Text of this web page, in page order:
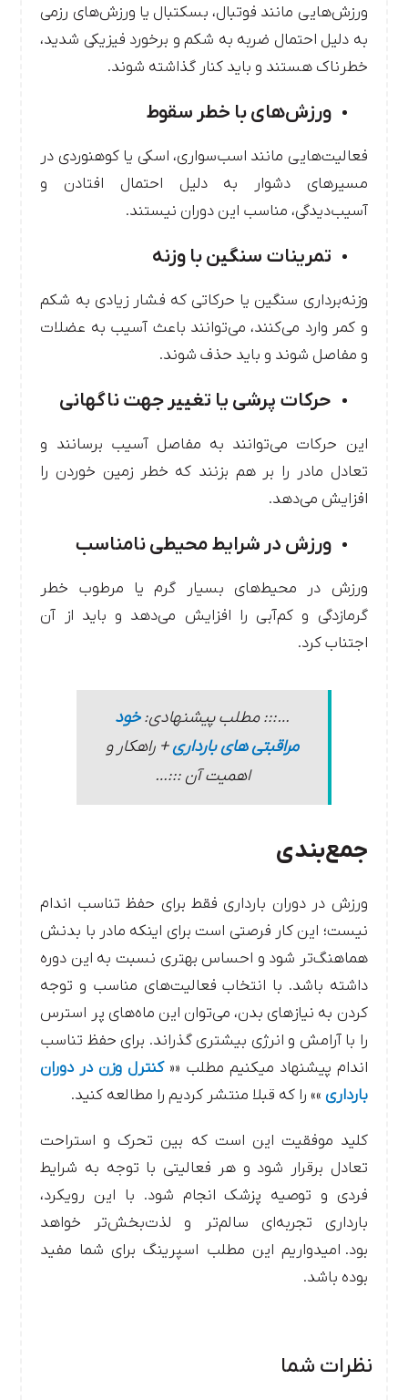
ورزش‌هایی مانند فوتبال، بسکتبال یا ورزش‌های رزمی
به دلیل احتمال ضربه به شکم و برخورد فیزیکی شدید،
خطرناک هستند و باید کنار گذاشته شوند.
ورزش‌های با خطر سقوط
فعالیت‌هایی مانند اسب‌سواری، اسکی یا کوهنوردی در
مسیرهای دشوار به دلیل احتمال افتادن و
آسیب‌دیدگی، مناسب این دوران نیستند.
تمرینات سنگین با وزنه
وزنه‌برداری سنگین یا حرکاتی که فشار زیادی به شکم
و کمر وارد می‌کنند، می‌توانند باعث آسیب به عضلات
و مفاصل شوند و باید حذف شوند.
حرکات پرشی یا تغییر جهت ناگهانی
این حرکات می‌توانند به مفاصل آسیب برسانند و
تعادل مادر را بر هم بزنند که خطر زمین خوردن را
افزایش می‌دهد.
ورزش در شرایط محیطی نامناسب
ورزش در محیط‌های بسیار گرم یا مرطوب خطر
گرمازدگی و کم‌آبی را افزایش می‌دهد و باید از آن
اجتناب کرد.
…::: مطلب پیشنهادی:خود
مراقبتی های بارداری+ راهکار و
اهمیت آن :::…
جمع‌بندی
ورزش در دوران بارداری فقط برای حفظ تناسب اندام
نیست؛ این کار فرصتی است برای اینکه مادر با بدنش
هماهنگ‌تر شود و احساس بهتری نسبت به این دوره
داشته باشد. با انتخاب فعالیت‌های مناسب و توجه
کردن به نیازهای بدن، می‌توان این ماه‌های پر استرس
را با آرامش و انرژی بیشتری گذراند. برای حفظ تناسب
اندام پیشنهاد میکنیم مطلب ««کنترل وزن در دوران
بارداری »» را که قبلا منتشر کردیم را مطالعه کنید.
کلید موفقیت این است که بین تحرک و استراحت
تعادل برقرار شود و هر فعالیتی با توجه به شرایط
فردی و توصیه پزشک انجام شود. با این رویکرد،
بارداری تجربه‌ای سالم‌تر و لذت‌بخش‌تر خواهد
بود. امیدواریم این مطلب اسپرینگ برای شما مفید
بوده باشد.
نظرات شما